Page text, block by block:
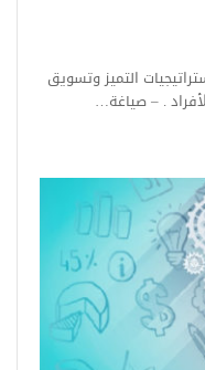
التميز وتسويق
. – صياغة…